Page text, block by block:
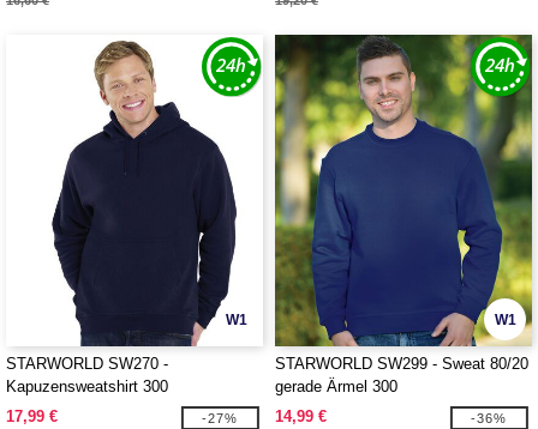
W1
STARWORLD SW270 -
Kapuzensweatshirt 300
17,99 €
-27%
W1
STARWORLD SW299 - Sweat 80/20
gerade Ärmel 300
14,99 €
-36%